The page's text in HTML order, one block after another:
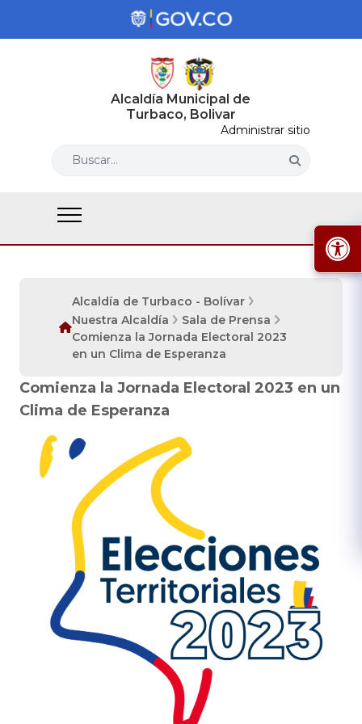
Alcaldía Municipal de
Turbaco, Bolivar
Administrar sitio
Buscar...
Alcaldía de Turbaco - Bolívar
Nuestra Alcaldía
Sala de Prensa
Comienza la Jornada Electoral 2023
en un Clima de Esperanza
Comienza la Jornada Electoral 2023 en un
Clima de Esperanza